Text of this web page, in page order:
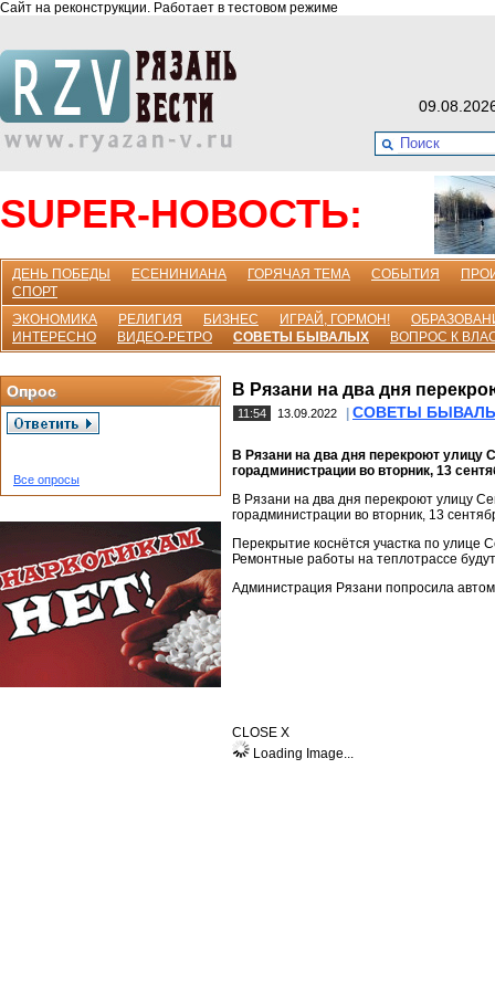
Сайт на реконструкции. Работает в тестовом режиме
SUPER-НОВОСТЬ:
ДЕНЬ ПОБЕДЫ ЕСЕНИНИАНА ГОРЯЧАЯ ТЕМА СОБЫТИЯ
СПОРТ
ЭКОНОМИКА
РЕЛИГИЯ БИЗНЕС ИГРАЙ, ГОРМОН!
ИНТЕРЕСНО
ВИДЕО-РЕТРО СОВЕТЫ БЫВАЛЫХ ВОПРОС К
Опрос
Все опросы
В Рязани на два дня
11:54 13.09.2022 СОВЕТЫ
В Рязани на два дня перекроют
горадминистрации во вторник, 13
В Рязани на два дня перекроют улицу
горадминистрации во вторник, 13
Перекрытие коснётся участка по улице
Ремонтные работы на теплотрассе
Администрация Рязани попросила
CLOSE X
Loading Image...